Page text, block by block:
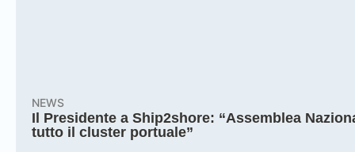
NEWS
Il Presidente a Ship2shore: “Assemblea
tutto il cluster portuale”